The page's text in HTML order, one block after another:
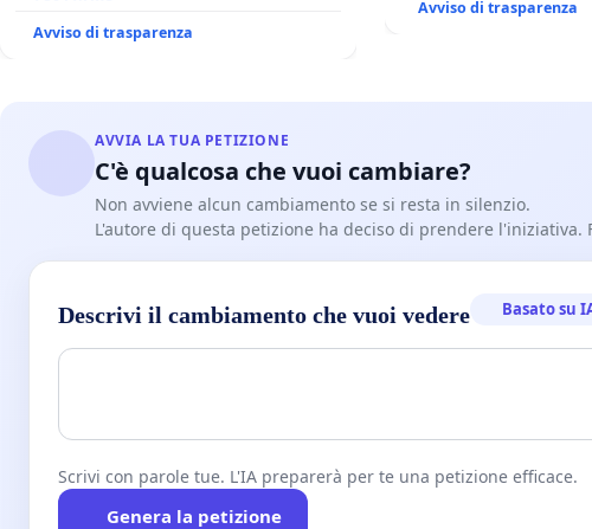
Avviso di trasparenza
Avviso di trasparenza
AVVIA LA TUA PETIZIONE
C'è qualcosa che vuoi cambiare?
Non avviene alcun cambiamento se si resta in silenzio.
L'autore di questa petizione ha deciso di prendere l'iniziativa.
Descrivi il cambiamento che vuoi vedere Basato su
Scrivi con parole tue. L'IA preparerà per te una petizione efficace.
Genera la petizione